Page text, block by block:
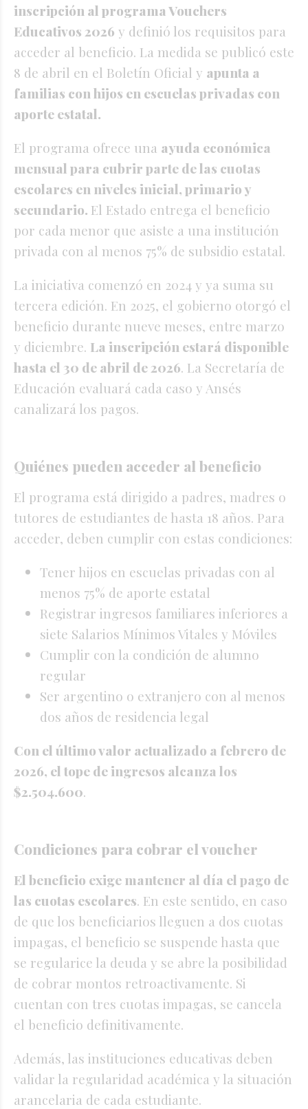
inscripción al programa Vouchers
Educativos 2026 y definió los requisitos para
acceder al beneficio. La medida se publicó este
8 de abril en el Boletín Oficial y apunta a
familias con hijos en escuelas privadas con
aporte estatal.
El programa ofrece una ayuda económica
mensual para cubrir parte de las cuotas
escolares en niveles inicial, primario y
secundario. El Estado entrega el beneficio
por cada menor que asiste a una institución
privada con al menos 75% de subsidio estatal.
La iniciativa comenzó en 2024 y ya suma su
tercera edición. En 2025, el gobierno otorgó el
beneficio durante nueve meses, entre marzo
y diciembre. La inscripción estará disponible
hasta el 30 de abril de 2026. La Secretaría de
Educación evaluará cada caso y Ansés
canalizará los pagos.
Quiénes pueden acceder al beneficio
El programa está dirigido a padres, madres o
tutores de estudiantes de hasta 18 años. Para
acceder, deben cumplir con estas condiciones:
Tener hijos en escuelas privadas con al
menos 75% de aporte estatal
Registrar ingresos familiares inferiores a
siete Salarios Mínimos Vitales y Móviles
Cumplir con la condición de alumno
regular
Ser argentino o extranjero con al menos
dos años de residencia legal
Con el último valor actualizado a febrero de
2026, el tope de ingresos alcanza los
$2.504.600.
Condiciones para cobrar el voucher
El beneficio exige mantener al día el pago de
las cuotas escolares. En este sentido, en caso
de que los beneficiarios lleguen a dos cuotas
impagas, el beneficio se suspende hasta que
se regularice la deuda y se abre la posibilidad
de cobrar montos retroactivamente. Si
cuentan con tres cuotas impagas, se cancela
el beneficio definitivamente.
Además, las instituciones educativas deben
validar la regularidad académica y la situación
arancelaria de cada estudiante.